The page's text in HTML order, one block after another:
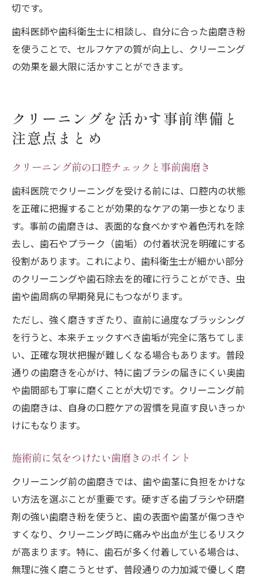
切です。
歯科医師や歯科衛生士に相談し、自分に合った歯磨き粉
を使うことで、セルフケアの質が向上し、クリーニング
の効果を最大限に活かすことができます。
クリーニングを活かす事前準備と
注意点まとめ
クリーニング前の口腔チェックと事前歯磨き
歯科医院でクリーニングを受ける前には、口腔内の状態
を正確に把握することが効果的なケアの第一歩となりま
す。事前の歯磨きは、表面的な食べかすや着色汚れを除
去し、歯石やプラーク（歯垢）の付着状況を明確にする
役割があります。これにより、歯科衛生士が細かい部分
のクリーニングや歯石除去を的確に行うことができ、虫
歯や歯周病の早期発見にもつながります。
ただし、強く磨きすぎたり、直前に過度なブラッシング
を行うと、本来チェックすべき歯垢が完全に落ちてしま
い、正確な現状把握が難しくなる場合もあります。普段
通りの歯磨きを心がけ、特に歯ブラシの届きにくい奥歯
や歯間部も丁寧に磨くことが大切です。クリーニング前
の歯磨きは、自身の口腔ケアの習慣を見直す良いきっか
けにもなります。
施術前に気をつけたい歯磨きのポイント
クリーニング前の歯磨きでは、歯や歯茎に負担をかけな
い方法を選ぶことが重要です。硬すぎる歯ブラシや研磨
剤の強い歯磨き粉を使うと、歯の表面や歯茎が傷つきや
すくなり、クリーニング時に痛みや出血が生じるリスク
が高まります。特に、歯石が多く付着している場合は、
無理に強く磨こうとせず、普段通りの力加減で優しく磨